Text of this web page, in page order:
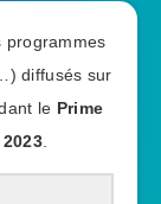
diffusés sur
le Prime
.